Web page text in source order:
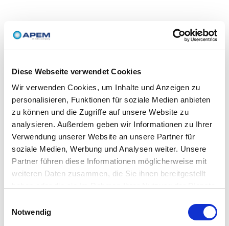
Diese Webseite verwendet Cookies
Wir verwenden Cookies, um Inhalte und Anzeigen zu
personalisieren, Funktionen für soziale Medien anbieten
zu können und die Zugriffe auf unsere Website zu
analysieren. Außerdem geben wir Informationen zu Ihrer
Verwendung unserer Website an unsere Partner für
soziale Medien, Werbung und Analysen weiter. Unsere
Partner führen diese Informationen möglicherweise mit
weiteren Daten zusammen, die Sie ihnen bereitgestellt
Notwendig